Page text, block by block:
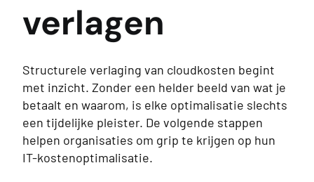
verlagen
Structurele verlaging van cloudkosten begint
met inzicht. Zonder een helder beeld van wat je
betaalt en waarom, is elke optimalisatie slechts
een tijdelijke pleister. De volgende stappen
helpen organisaties om grip te krijgen op hun
IT-kostenoptimalisatie.